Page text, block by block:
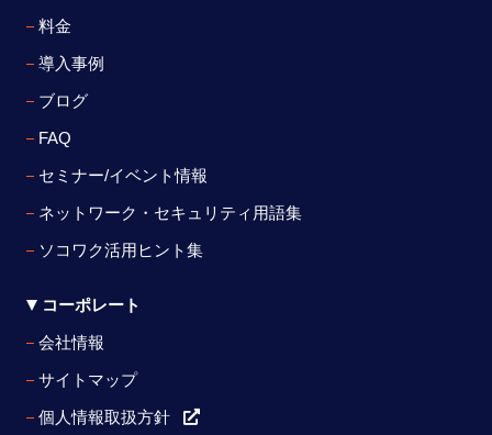
料金
導入事例
ブログ
FAQ
セミナー/イベント情報
ネットワーク・セキュリティ用語集
ソコワク活用ヒント集
コーポレート
会社情報
サイトマップ
個人情報取扱方針